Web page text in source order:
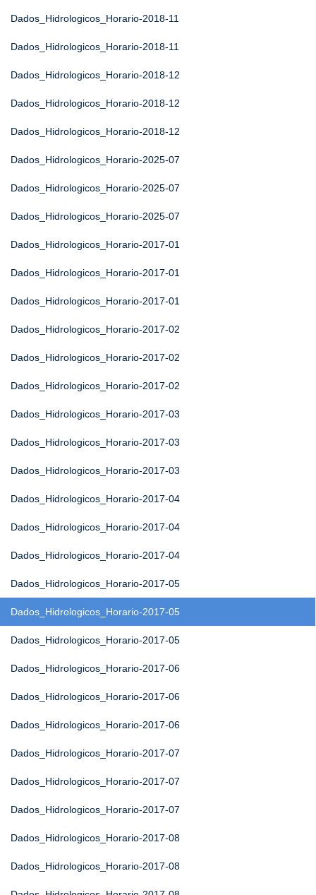
Dados_Hidrologicos_Horario-2018-11
Dados_Hidrologicos_Horario-2018-11
Dados_Hidrologicos_Horario-2018-12
Dados_Hidrologicos_Horario-2018-12
Dados_Hidrologicos_Horario-2018-12
Dados_Hidrologicos_Horario-2025-07
Dados_Hidrologicos_Horario-2025-07
Dados_Hidrologicos_Horario-2025-07
Dados_Hidrologicos_Horario-2017-01
Dados_Hidrologicos_Horario-2017-01
Dados_Hidrologicos_Horario-2017-01
Dados_Hidrologicos_Horario-2017-02
Dados_Hidrologicos_Horario-2017-02
Dados_Hidrologicos_Horario-2017-02
Dados_Hidrologicos_Horario-2017-03
Dados_Hidrologicos_Horario-2017-03
Dados_Hidrologicos_Horario-2017-03
Dados_Hidrologicos_Horario-2017-04
Dados_Hidrologicos_Horario-2017-04
Dados_Hidrologicos_Horario-2017-04
Dados_Hidrologicos_Horario-2017-05
Dados_Hidrologicos_Horario-2017-05
Dados_Hidrologicos_Horario-2017-05
Dados_Hidrologicos_Horario-2017-06
Dados_Hidrologicos_Horario-2017-06
Dados_Hidrologicos_Horario-2017-06
Dados_Hidrologicos_Horario-2017-07
Dados_Hidrologicos_Horario-2017-07
Dados_Hidrologicos_Horario-2017-07
Dados_Hidrologicos_Horario-2017-08
Dados_Hidrologicos_Horario-2017-08